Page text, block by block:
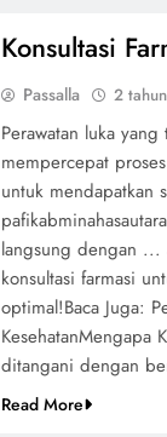
Konsultasi
Passalla 2
Perawatan luka
mempercepat
untuk mendapatkan
langsung dengan ...
konsultasi farmasi
optimal!Baca Juga:
KesehatanMengapa
ditangani dengan
Read More